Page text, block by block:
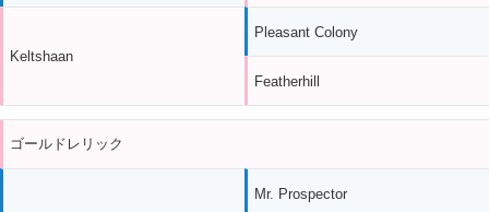
Keltshaan
Pleasant Colony
Featherhill
ゴールドレリック
Mr. Prospector